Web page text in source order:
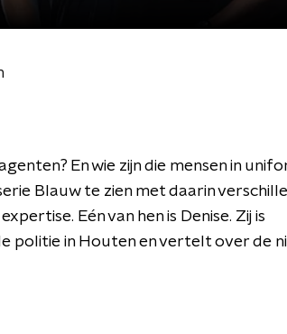
En wie zijn die mensen in
Blauw te zien met daarin
Eén van hen is Denise. Zij is
politie in Houten en vertelt over de